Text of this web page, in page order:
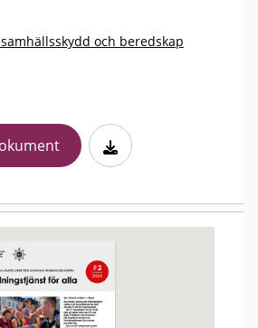
och beredskap